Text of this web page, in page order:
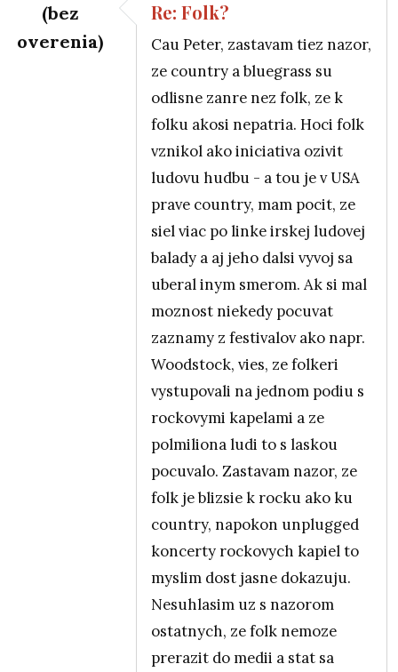
(bez
overenia)
Re: Folk?
Cau Peter, zastavam tiez nazor,
ze country a bluegrass su
odlisne zanre nez folk, ze k
folku akosi nepatria. Hoci folk
vznikol ako iniciativa ozivit
ludovu hudbu - a tou je v USA
prave country, mam pocit, ze
siel viac po linke irskej ludovej
balady a aj jeho dalsi vyvoj sa
uberal inym smerom. Ak si mal
moznost niekedy pocuvat
zaznamy z festivalov ako napr.
Woodstock, vies, ze folkeri
vystupovali na jednom podiu s
rockovymi kapelami a ze
polmiliona ludi to s laskou
pocuvalo. Zastavam nazor, ze
folk je blizsie k rocku ako ku
country, napokon unplugged
koncerty rockovych kapiel to
myslim dost jasne dokazuju.
Nesuhlasim uz s nazorom
ostatnych, ze folk nemoze
prerazit do medii a stat sa